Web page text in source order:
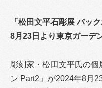
「松田文平石彫展 バッ
8月23日より東京ガーデ
彫刻家・松田文平氏の
ン Part2」が2024年8月